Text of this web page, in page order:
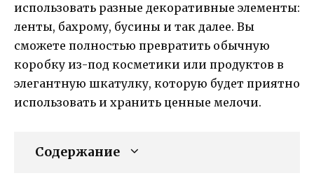
использовать разные декоративные элементы:
ленты, бахрому, бусины и так далее. Вы
сможете полностью превратить обычную
коробку из-под косметики или продуктов в
элегантную шкатулку, которую будет приятно
использовать и хранить ценные мелочи.
Содержание